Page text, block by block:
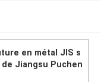
en métal JIS s
Jiangsu Puchen